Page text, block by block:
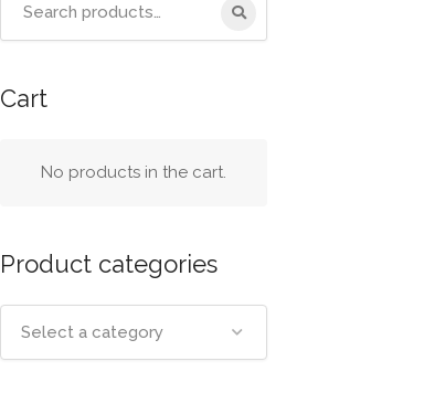
Cart
No products in the cart.
Product categories
Select a category